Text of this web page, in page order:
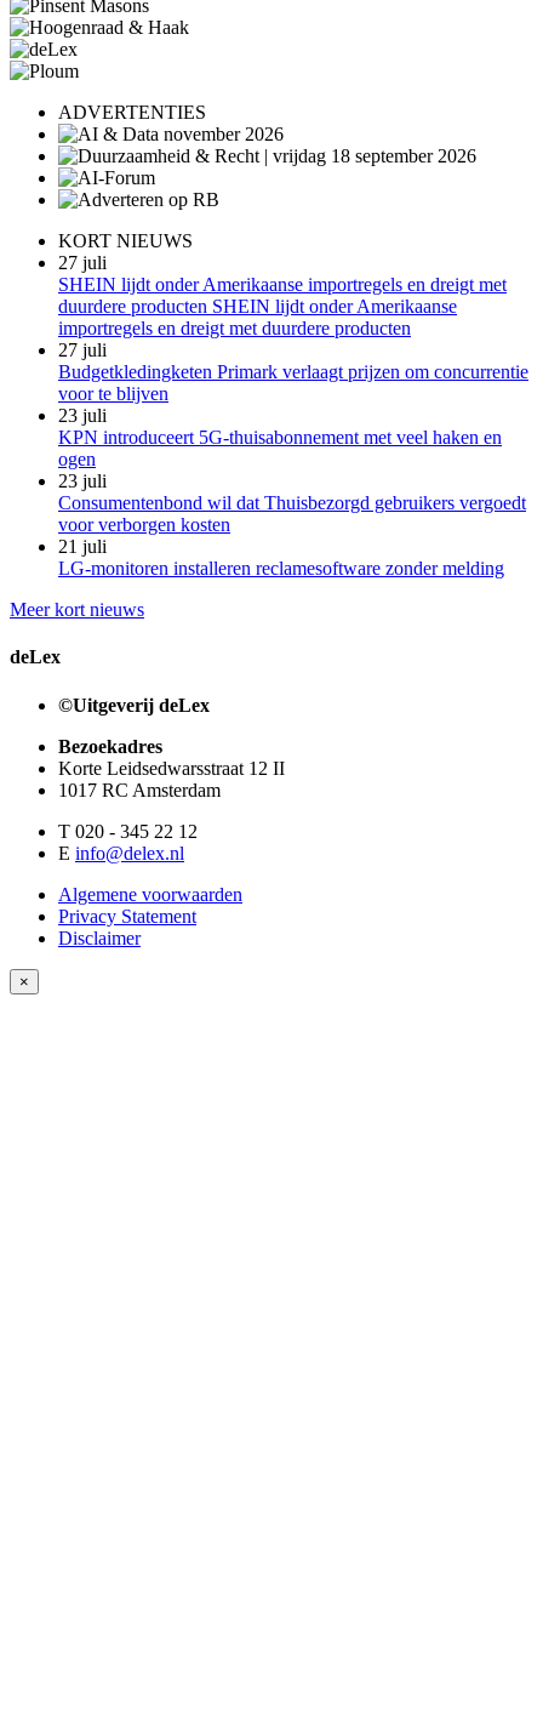
ADVERTENTIES
KORT NIEUWS
27 juli
SHEIN lijdt onder Amerikaanse importregels en dreigt met
duurdere producten SHEIN lijdt onder Amerikaanse
importregels en dreigt met duurdere producten
27 juli
Budgetkledingketen Primark verlaagt prijzen om concurrentie
voor te blijven
23 juli
KPN introduceert 5G-thuisabonnement met veel haken en
ogen
23 juli
Consumentenbond wil dat Thuisbezorgd gebruikers vergoedt
voor verborgen kosten
21 juli
LG-monitoren installeren reclamesoftware zonder melding
Meer kort nieuws
deLex
©Uitgeverij deLex
Bezoekadres
Korte Leidsedwarsstraat 12 II
1017 RC Amsterdam
T 020 - 345 22 12
E info@delex.nl
Algemene voorwaarden
Privacy Statement
Disclaimer
×